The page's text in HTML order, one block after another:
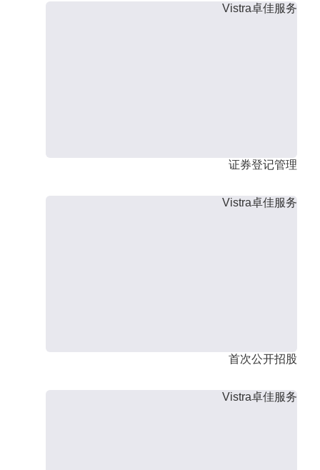
Vistra卓佳服务
证券登记管理
Vistra卓佳服务
首次公开招股
Vistra卓佳服务